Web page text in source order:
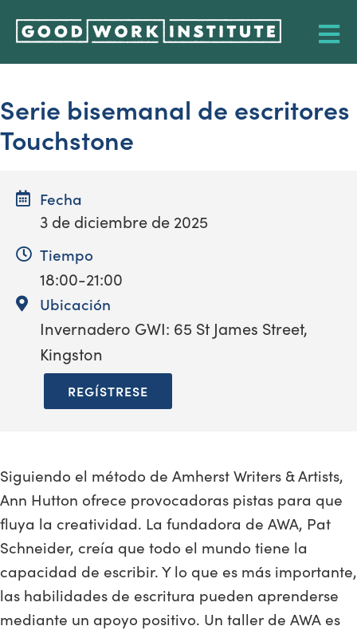
Serie bisemanal de escritores
Touchstone
Fecha
3 de diciembre de 2025
Tiempo
18:00-21:00
Ubicación
Invernadero GWI: 65 St James Street,
Kingston
REGÍSTRESE
Siguiendo el método de Amherst Writers & Artists,
Ann Hutton ofrece provocadoras pistas para que
fluya la creatividad. La fundadora de AWA, Pat
Schneider, creía que todo el mundo tiene la
capacidad de escribir. Y lo que es más importante,
las habilidades de escritura pueden aprenderse
mediante un apoyo positivo. Un taller de AWA es